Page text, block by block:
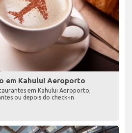
em Kahului Aeroporto
em Kahului Aeroporto,
ou depois do check-in